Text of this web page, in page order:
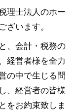
理士法人のホー
ざいます。
、会計・税務の
経営者様を全力
の中で生じる問
、経営者の皆様
をお約束致しま